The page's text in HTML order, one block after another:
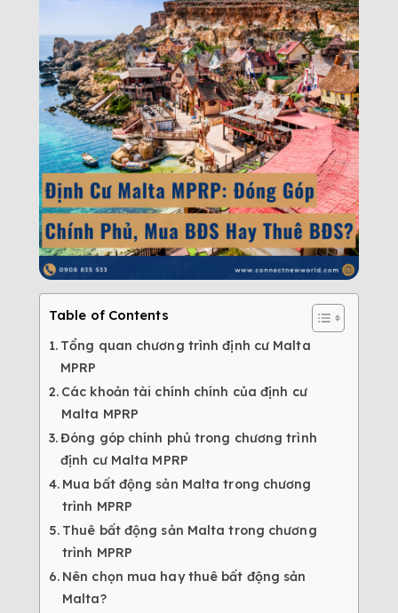
Table of Contents
Tổng quan chương trình định cư Malta
MPRP
Các khoản tài chính chính của định cư
Malta MPRP
Đóng góp chính phủ trong chương trình
định cư Malta MPRP
Mua bất động sản Malta trong chương
trình MPRP
Thuê bất động sản Malta trong chương
trình MPRP
Nên chọn mua hay thuê bất động sản
Malta?